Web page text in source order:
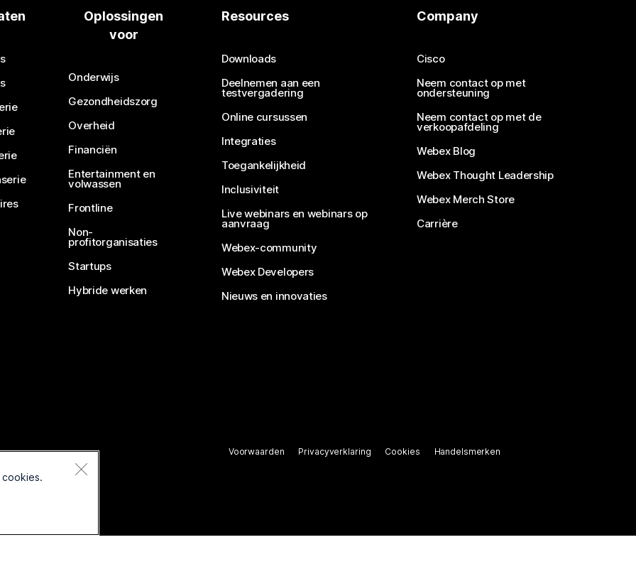
Oplossingen
voor
Onderwijs
Gezondheidszorg
Overheid
Financiën
Entertainment en
volwassen
Frontline
Non-
profitorganisaties
Startups
Hybride werken
Resources
Downloads
Deelnemen aan een
testvergadering
Online cursussen
Integraties
Toegankelijkheid
Inclusiviteit
Live webinars en webinars op
aanvraag
Webex-community
Webex Developers
Nieuws en innovaties
Company
Cisco
Neem contact op met
ondersteuning
Neem contact op met de
verkoopafdeling
Webex Blog
Webex Thought Leadership
Webex Merch Store
Carrière
Voorwaarden Privacyverklaring Cookies Handelsmerken